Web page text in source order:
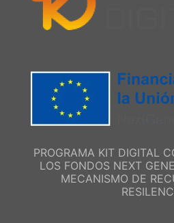
PROGRAMA KIT DIGITAL
LOS FONDOS NEXT
MECANISMO DE